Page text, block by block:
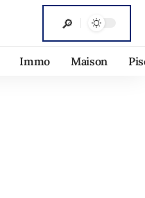
Immo Maison